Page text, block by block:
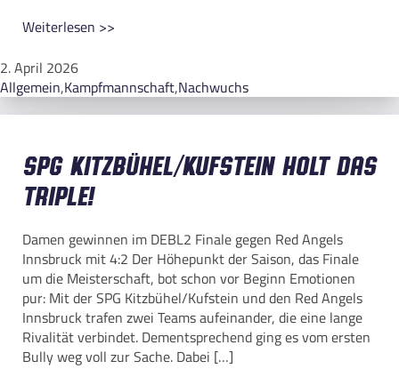
Weiterlesen >>
2. April 2026
Allgemein,Kampfmannschaft,Nachwuchs
SPG Kitzbühel/Kufstein holt das
Triple!
Damen gewinnen im DEBL2 Finale gegen Red Angels
Innsbruck mit 4:2 Der Höhepunkt der Saison, das Finale
um die Meisterschaft, bot schon vor Beginn Emotionen
pur: Mit der SPG Kitzbühel/Kufstein und den Red Angels
Innsbruck trafen zwei Teams aufeinander, die eine lange
Rivalität verbindet. Dementsprechend ging es vom ersten
Bully weg voll zur Sache. Dabei […]